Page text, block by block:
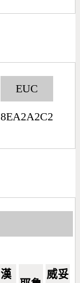
EUC
8EA2A2C2
漢 威妥